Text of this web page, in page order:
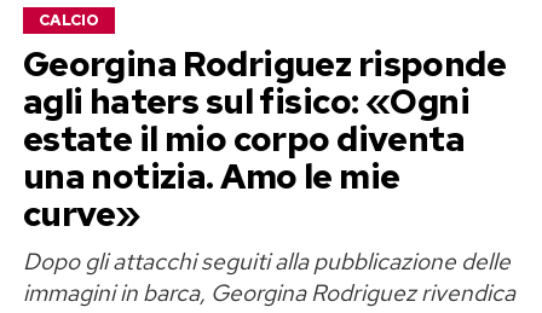
CALCIO
Georgina Rodriguez risponde
agli haters sul fisico: «Ogni
estate il mio corpo diventa
una notizia. Amo le mie
curve»
Dopo gli attacchi seguiti alla pubblicazione delle
immagini in barca, Georgina Rodriguez rivendica